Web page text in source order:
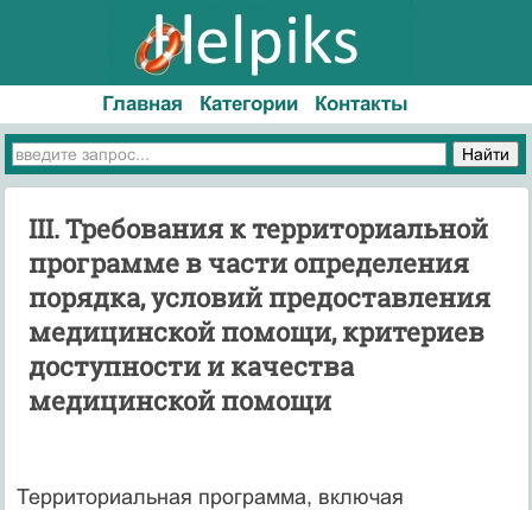
Главная Категории Контакты
III. Требования к территориальной
программе в части определения
порядка, условий предоставления
медицинской помощи, критериев
доступности и качества
медицинской помощи
Территориальная программа, включая